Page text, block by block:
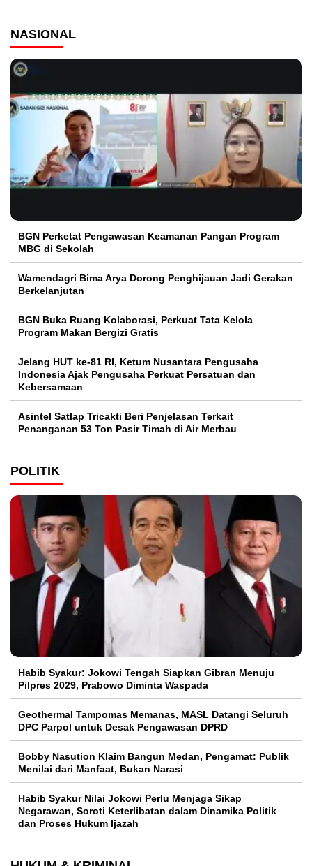
NASIONAL
BGN Perketat Pengawasan Keamanan Pangan Program
MBG di Sekolah
Wamendagri Bima Arya Dorong Penghijauan Jadi Gerakan
Berkelanjutan
BGN Buka Ruang Kolaborasi, Perkuat Tata Kelola
Program Makan Bergizi Gratis
Jelang HUT ke-81 RI, Ketum Nusantara Pengusaha
Indonesia Ajak Pengusaha Perkuat Persatuan dan
Kebersamaan
Asintel Satlap Tricakti Beri Penjelasan Terkait
Penanganan 53 Ton Pasir Timah di Air Merbau
POLITIK
Habib Syakur: Jokowi Tengah Siapkan Gibran Menuju
Pilpres 2029, Prabowo Diminta Waspada
Geothermal Tampomas Memanas, MASL Datangi Seluruh
DPC Parpol untuk Desak Pengawasan DPRD
Bobby Nasution Klaim Bangun Medan, Pengamat: Publik
Menilai dari Manfaat, Bukan Narasi
Habib Syakur Nilai Jokowi Perlu Menjaga Sikap
Negarawan, Soroti Keterlibatan dalam Dinamika Politik
dan Proses Hukum Ijazah